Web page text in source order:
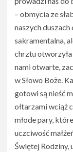
– obmycia ze
naszych
sakramentalna,
chrztu
nami otwarte,
w Słowo Boże.
gotowi są nieść
ołtarzami wciąż
młode pary,
uczciwość
Świętej Rodziny,